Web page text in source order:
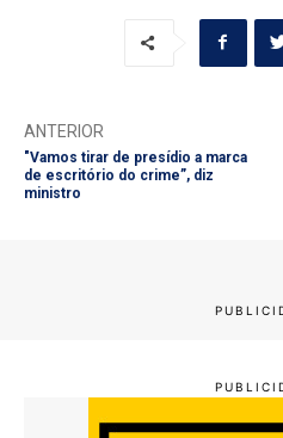
ANTERIOR
"Vamos tirar de presídio a marca
de escritório do crime”, diz
ministro